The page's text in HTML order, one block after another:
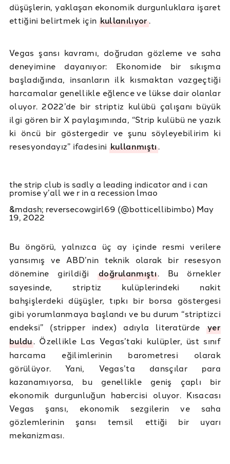
düşüşlerin, yaklaşan ekonomik durgunluklara işaret
ettiğini belirtmek için kullanılıyor.
Vegas şansı kavramı, doğrudan gözleme ve saha
deneyimine dayanıyor: Ekonomide bir sıkışma
başladığında, insanların ilk kısmaktan vazgeçtiği
harcamalar genellikle eğlence ve lükse dair olanlar
oluyor. 2022’de bir striptiz kulübü çalışanı büyük
ilgi gören bir X paylaşımında, “Strip kulübü ne yazık
ki öncü bir göstergedir ve şunu söyleyebilirim ki
resesyondayız” ifadesinikullanmıştı.
the strip club is sadly a leading indicator and i can
promise y’all we r in a recession lmao
&mdash; reversecowgirl69 (@botticellibimbo) May
19, 2022
Bu öngörü, yalnızca üç ay içinde resmi verilere
yansımış ve ABD’nin teknik olarak bir resesyon
dönemine girildiği doğrulanmıştı. Bu örnekler
sayesinde, striptiz kulüplerindeki nakit
bahşişlerdeki düşüşler, tıpkı bir borsa göstergesi
gibi yorumlanmaya başlandı ve bu durum “striptizci
endeksi” (stripper index) adıyla literatürdeyer
buldu. Özellikle Las Vegas’taki kulüpler, üst sınıf
harcama eğilimlerinin barometresi olarak
görülüyor. Yani, Vegas’ta dansçılar para
kazanamıyorsa, bu genellikle geniş çaplı bir
ekonomik durgunluğun habercisi oluyor. Kısacası
Vegas şansı, ekonomik sezgilerin ve saha
gözlemlerinin şansı temsil ettiği bir uyarı
mekanizması.